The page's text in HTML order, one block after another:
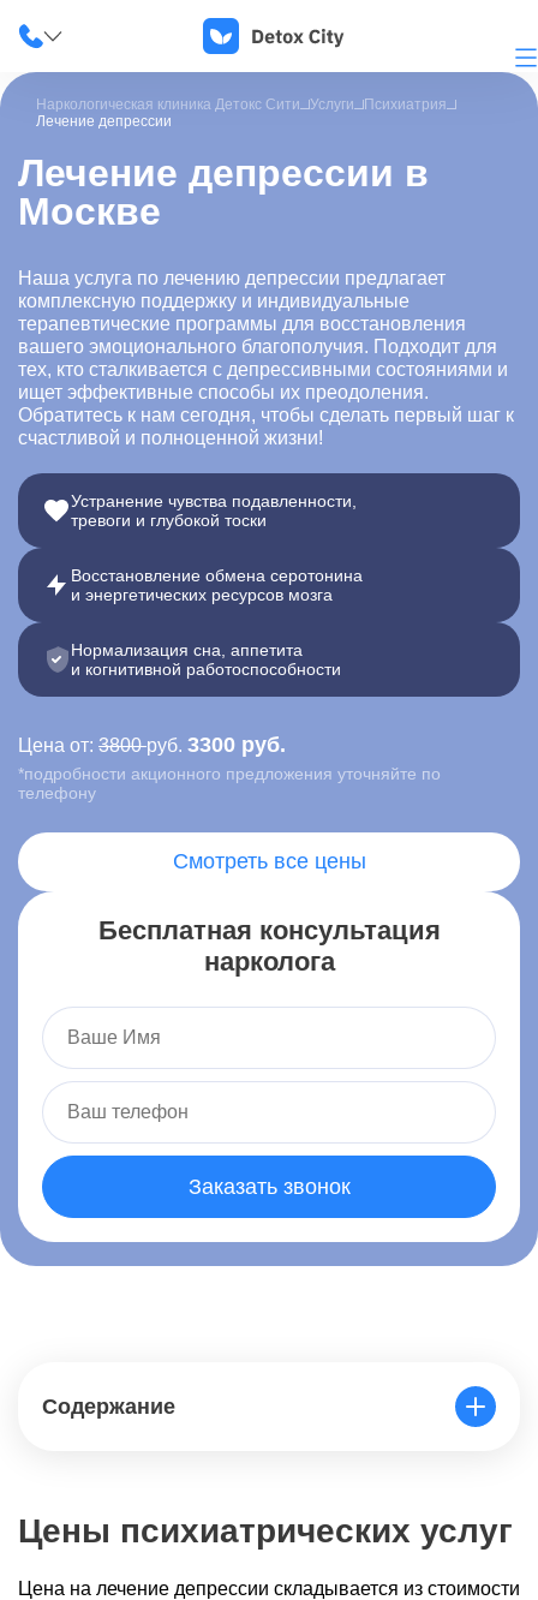
О клинике
Цены
Лицензии
Фотогалерея
Акции и скидки
Вопрос-ответ
Контакты
Записаться онлайн
Москва,
ул. Ленина, 15
Наркологическая клиника Детокс Сити Услуги
Психиатрия
Лечение депрессии
Лечение депрессии в
Москве
Наша услуга по лечению депрессии предлагает
комплексную поддержку и индивидуальные
терапевтические программы для восстановления
вашего эмоционального благополучия. Подходит для
тех, кто сталкивается с депрессивными состояниями и
ищет эффективные способы их преодоления.
Обратитесь к нам сегодня, чтобы сделать первый шаг к
счастливой и полноценной жизни!
Устранение чувства подавленности,
тревоги и глубокой тоски
Восстановление обмена серотонина
и энергетических ресурсов мозга
Нормализация сна, аппетита
и когнитивной работоспособности
Цена от: 3800руб. 3300 руб.
*подробности акционного предложения уточняйте по
телефону
Смотреть все цены
Бесплатная консультация
нарколога
Заказать звонок
Содержание
Цены психиатрических услуг
Цена на лечение депрессии складывается из стоимости